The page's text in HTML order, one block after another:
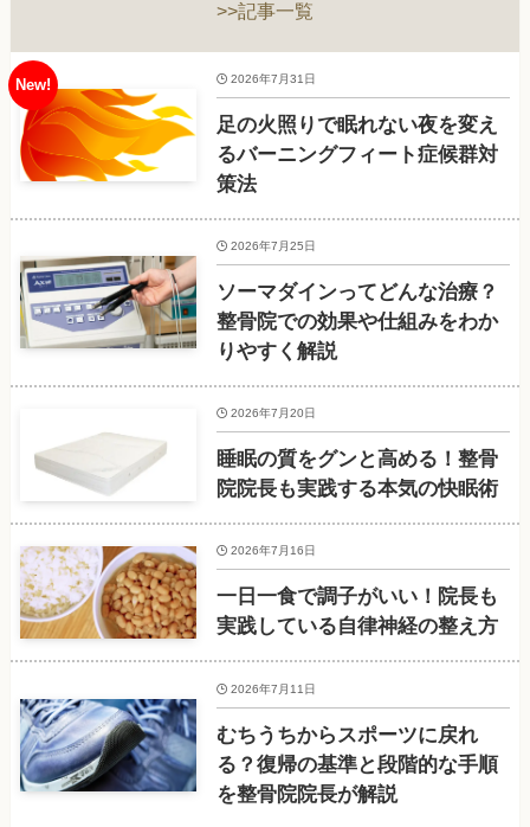
>>記事一覧
足の火照りで眠れない夜を変え
るバーニングフィート症候群対
策法
2026年7月31日
ソーマダインってどんな治療？
整骨院での効果や仕組みをわか
りやすく解説
2026年7月25日
睡眠の質をグンと高める！整骨
院院長も実践する本気の快眠術
2026年7月20日
一日一食で調子がいい！院長も
実践している自律神経の整え方
2026年7月16日
むちうちからスポーツに戻れ
る？復帰の基準と段階的な手順
を整骨院院長が解説
2026年7月11日